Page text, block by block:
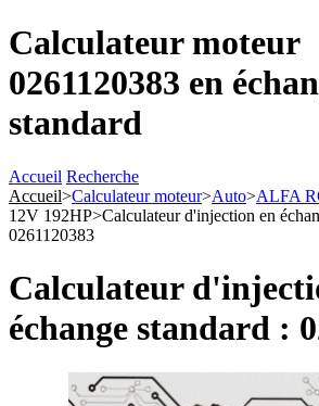
Calculateur moteur
0261120383 en
standard
Accueil Recherche
Accueil>Calculateur moteur>Auto>ALFA
12V 192HP>Calculateur d'injection en
0261120383
Calculateur
échange standard :